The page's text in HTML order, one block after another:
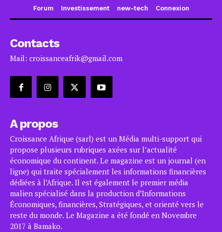
Forum Investissement new-tech Connexion
Contacts
Mail: croissanceafrik@gmail.com
A propos
Croissance Afrique (sarl) est un Média multi-support qui
propose plusieurs rubriques axées sur l’actualité
économique du continent. Le magazine est un journal (en
ligne) qui traite spécialement les informations financières
dédiées à l’Afrique. Il est également le premier média
malien spécialisé dans la production d’Informations
Économiques, financières, Stratégiques, et orienté vers le
reste du monde. Le Magazine a été fondé en Novembre
2017 à Bamako.